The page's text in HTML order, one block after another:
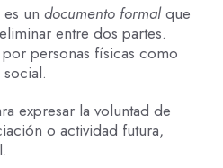
un documento formalque
entre dos partes.
personas físicas como
expresar la voluntad de
o actividad futura,